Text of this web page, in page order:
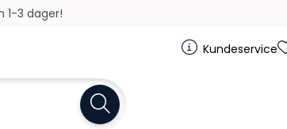
800,-
Kundeservice